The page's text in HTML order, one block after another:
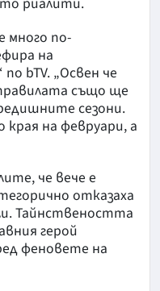
много по-
на
bTV. „Освен че
също ще
сезони.
на февруари, а
че вече е
отказаха
Тайнствеността
герой
феновете на